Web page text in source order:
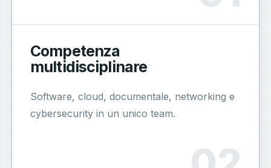
Competenza
multidisciplinare
Software, cloud, documentale, networking e
cybersecurity in un unico team.